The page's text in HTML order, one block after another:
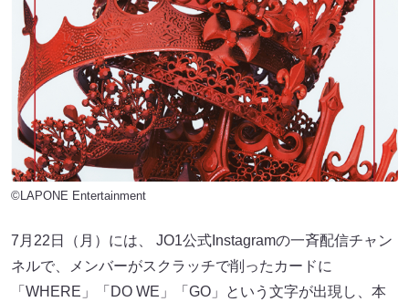
©LAPONE Entertainment
7月22日（月）には、 JO1公式Instagramの一斉配信チャン
ネルで、メンバーがスクラッチで削ったカードに
「WHERE」「DO WE」「GO」という文字が出現し、本